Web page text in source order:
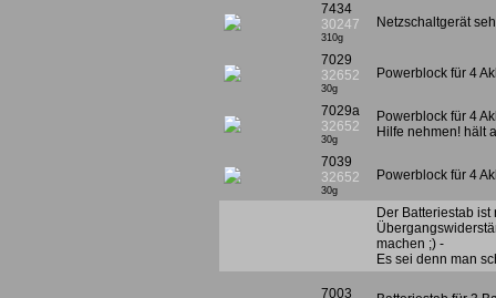
7434
30247
310g
Netzschaltgerät
7029
32652
30g
Powerblock für 4
7029a
32652
30g
Powerblock für 4
Hilfe nehmen! hält
7039
32652
30g
Powerblock für 4
Der Batteriestab
machen ;) -
Es sei denn man
7003